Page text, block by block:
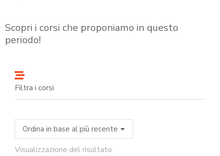
Scopri i corsi che proponiamo in questo
periodo!
Filtra i corsi
Visualizzazione del risultato